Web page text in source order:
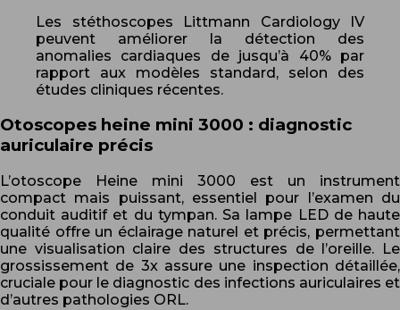
Les stéthoscopes Littmann Cardiology IV
peuvent améliorer la détection des
anomalies cardiaques de jusqu’à 40% par
rapport aux modèles standard, selon des
études cliniques récentes.
Otoscopes heine mini 3000 : diagnostic
auriculaire précis
L’otoscope Heine mini 3000 est un instrument
compact mais puissant, essentiel pour l’examen du
conduit auditif et du tympan. Sa lampe LED de haute
qualité offre un éclairage naturel et précis, permettant
une visualisation claire des structures de l’oreille. Le
grossissement de 3x assure une inspection détaillée,
cruciale pour le diagnostic des infections auriculaires et
d’autres pathologies ORL.